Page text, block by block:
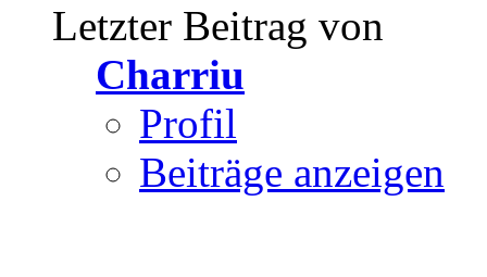
Letzter Beitrag von
Charriu
Profil
Beiträge anzeigen